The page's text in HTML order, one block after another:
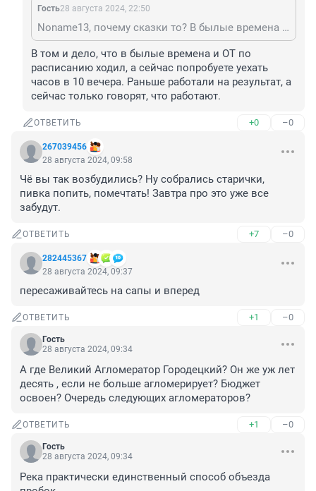
Гость28 августа 2024, 22:50
Noname13, почему сказки то? В былые времена это было и всё работало как часики. Другой вопрос вспомнили после того как всё разрушили.
В том и дело, что в былые времена и ОТ по
расписанию ходил, а сейчас попробуете уехать
часов в 10 вечера. Раньше работали на результат, а
сейчас только говорят, что работают.
ОТВЕТИТЬ +0 –0
267039456
28 августа 2024, 09:58
Чё вы так возбудились? Ну собрались старички,
пивка попить, помечтать! Завтра про это уже все
забудут.
ОТВЕТИТЬ +7 –0
282445367
28 августа 2024, 09:37
пересаживайтесь на сапы и вперед
ОТВЕТИТЬ +1 –0
Гость
28 августа 2024, 09:34
А где Великий Агломератор Городецкий? Он же уж лет
десять , если не больше агломерирует? Бюджет
освоен? Очередь следующих агломераторов?
ОТВЕТИТЬ +1 –0
Гость
28 августа 2024, 09:34
Река практически единственный способ объезда